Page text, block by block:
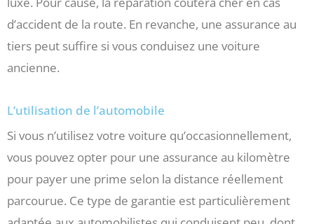
d’accident de la route. En revanche, une assurance au
tiers peut suffire si vous conduisez une voiture
ancienne.
L’utilisation de l’automobile
Si vous n’utilisez votre voiture qu’occasionnellement,
vous pouvez opter pour une assurance au kilomètre
pour payer une prime selon la distance réellement
parcourue. Ce type de garantie est particulièrement